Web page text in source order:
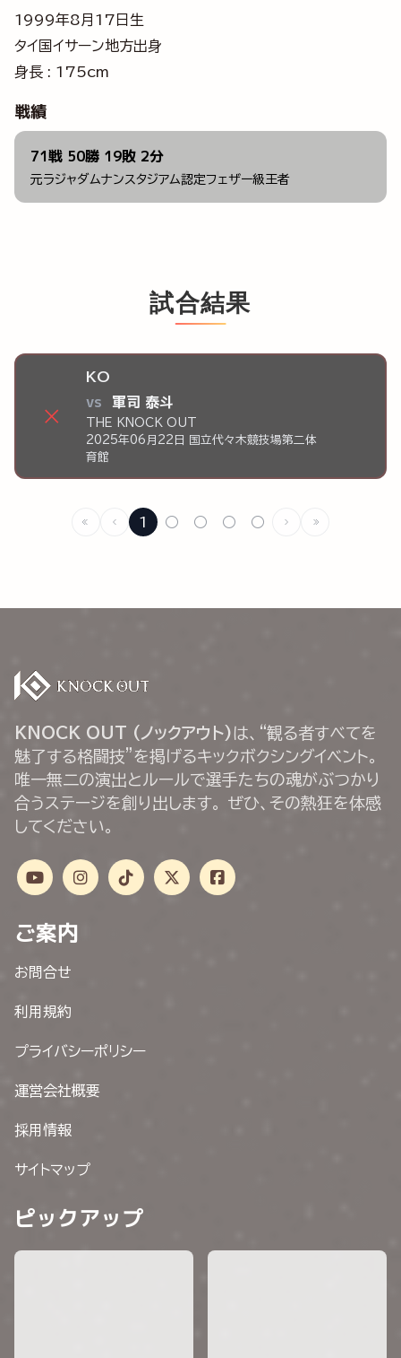
1999年8月17日生
タイ国イサーン地方出身
身長 : 175cm
戦績
71戦 50勝 19敗 2分
元ラジャダムナンスタジアム認定フェザー級王者
試合結果
×
KO
vs 軍司 泰斗
THE KNOCK OUT
2025年06月22日 国立代々木競技場第二体
育館
1 ○ ○ ○ ○
KNOCK OUT (ノックアウト) は、“観る者すべてを
魅了する格闘技”を掲げるキックボクシングイベント。
唯一無二の演出とルールで選手たちの魂がぶつかり
合うステージを創り出します。 ぜひ、その熱狂を体感
してください。
ご案内
お問合せ
利用規約
プライバシーポリシー
運営会社概要
採用情報
サイトマップ
ピックアップ